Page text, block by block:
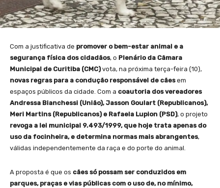
Com a justificativa de promover o bem-estar animal e a
segurança física dos cidadãos, o Plenário da Câmara
Municipal de Curitiba (CMC)vota, na próxima terça-feira (10),
novas regras para a condução responsável de cãesem
espaços públicos da cidade. Com a coautoria dos vereadores
Andressa Bianchessi (União), Jasson Goulart (Republicanos),
Meri Martins (Republicanos) e Rafaela Lupion (PSD), o projeto
revoga a lei municipal 9.493/1999, que hoje trata apenas do
uso da focinheira, e determina normas mais abrangentes,
válidas independentemente da raça e do porte do animal.
A proposta é que os cães só possam ser conduzidos em
parques, praças e vias públicas com o uso de, no mínimo,